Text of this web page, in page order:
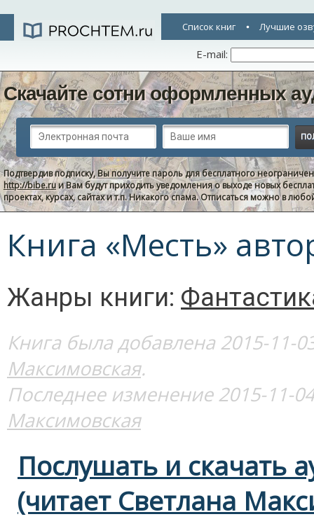
Список книг Лучшие
E-mail:
Скачайте сотни оформленных
Подтвердив подписку, Вы получите пароль для бесплатного
http://bibe.ruи Вам будут приходить уведомления о выходе новых
проектах, курсах, сайтах и т.п. Никакого спама. Отписаться можно в
Книга «Месть»
Жанры книги:
Книга была добавлена 2015-11-
Максимовская.
Последнее изменение 2015-11-
Максимовская
Послушать и скачать
(читает Светлана